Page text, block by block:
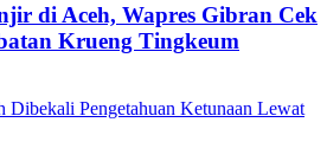
di Aceh, Wapres Gibran Cek
Krueng Tingkeum